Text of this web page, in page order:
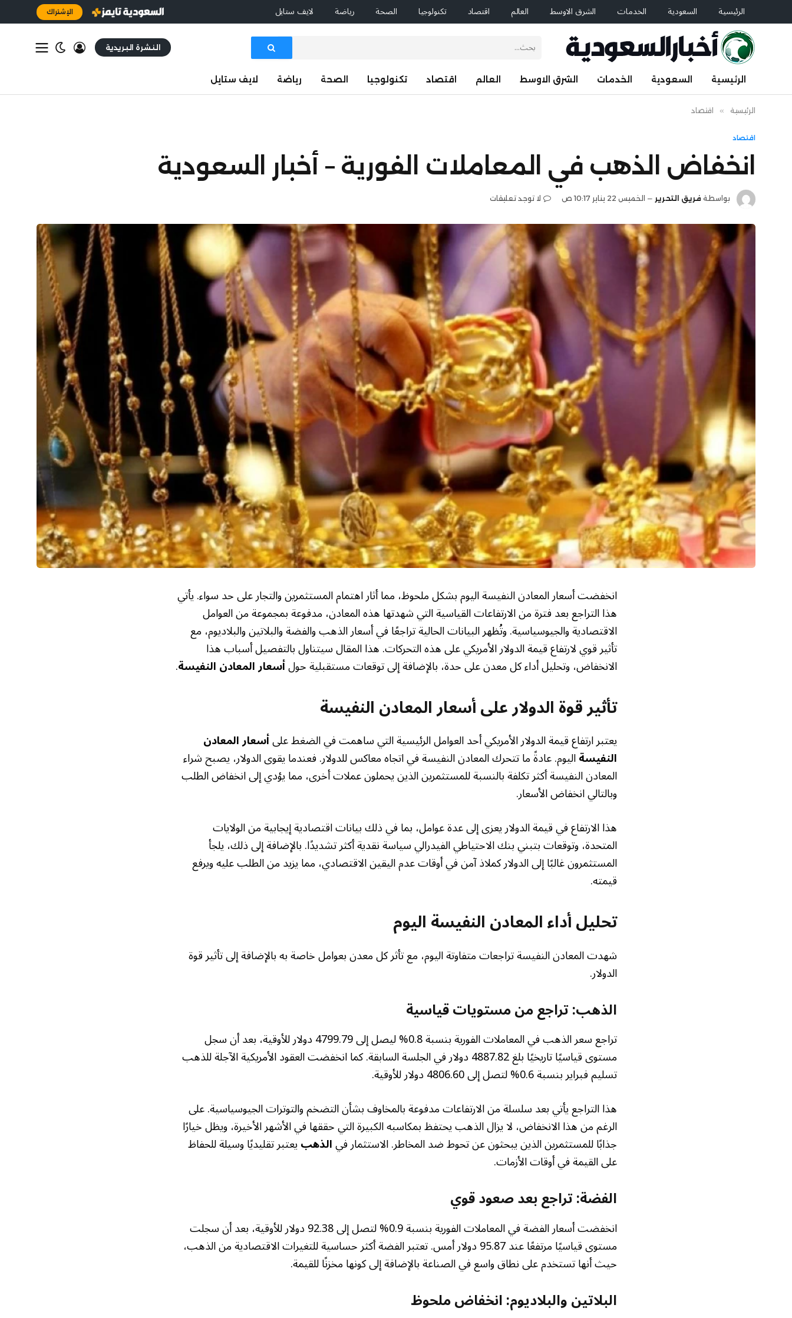
الرئيسية السعودية الخدمات الشرق الاوسط العالم اقتصاد تكنولوجيا الصحة رياضة لايف ستايل الإشتراك
النشرة البريدية
الرئيسية السعودية الخدمات الشرق الاوسط العالم اقتصاد تكنولوجيا الصحة رياضة لايف ستايل
الرئيسية » اقتصاد
اقتصاد
انخفاض الذهب في المعاملات الفورية – أخبار السعودية
بواسطة فريق التحرير الخميس 22 يناير 10:17 ص لا توجد تعليقات
انخفضت أسعار المعادن النفيسة اليوم بشكل ملحوظ، مما أثار اهتمام المستثمرين والتجار على حد سواء. يأتي
هذا التراجع بعد فترة من الارتفاعات القياسية التي شهدتها هذه المعادن، مدفوعة بمجموعة من العوامل
الاقتصادية والجيوسياسية. وتُظهر البيانات الحالية تراجعًا في أسعار الذهب والفضة والبلاتين والبلاديوم، مع
تأثير قوي لارتفاع قيمة الدولار الأمريكي على هذه التحركات. هذا المقال سيتناول بالتفصيل أسباب هذا
الانخفاض، وتحليل أداء كل معدن على حدة، بالإضافة إلى توقعات مستقبلية حولأسعار المعادن النفيسة.
تأثير قوة الدولار على أسعار المعادن النفيسة
يعتبر ارتفاع قيمة الدولار الأمريكي أحد العوامل الرئيسية التي ساهمت في الضغط علىأسعار المعادن
النفيسةاليوم. عادةً ما تتحرك المعادن النفيسة في اتجاه معاكس للدولار. فعندما يقوى الدولار، يصبح شراء
المعادن النفيسة أكثر تكلفة بالنسبة للمستثمرين الذين يحملون عملات أخرى، مما يؤدي إلى انخفاض الطلب
وبالتالي انخفاض الأسعار.
هذا الارتفاع في قيمة الدولار يعزى إلى عدة عوامل، بما في ذلك بيانات اقتصادية إيجابية من الولايات
المتحدة، وتوقعات بتبني بنك الاحتياطي الفيدرالي سياسة نقدية أكثر تشديدًا. بالإضافة إلى ذلك، يلجأ
المستثمرون غالبًا إلى الدولار كملاذ آمن في أوقات عدم اليقين الاقتصادي، مما يزيد من الطلب عليه ويرفع
قيمته.
تحليل أداء المعادن النفيسة اليوم
شهدت المعادن النفيسة تراجعات متفاوتة اليوم، مع تأثر كل معدن بعوامل خاصة به بالإضافة إلى تأثير قوة
الدولار.
الذهب: تراجع من مستويات قياسية
تراجع سعر الذهب في المعاملات الفورية بنسبة 0.8% ليصل إلى 4799.79 دولار للأوقية، بعد أن سجل
مستوى قياسيًا تاريخيًا بلغ 4887.82 دولار في الجلسة السابقة. كما انخفضت العقود الأمريكية الآجلة للذهب
تسليم فبراير بنسبة 0.6% لتصل إلى 4806.60 دولار للأوقية.
هذا التراجع يأتي بعد سلسلة من الارتفاعات مدفوعة بالمخاوف بشأن التضخم والتوترات الجيوسياسية. على
الرغم من هذا الانخفاض، لا يزال الذهب يحتفظ بمكاسبه الكبيرة التي حققها في الأشهر الأخيرة، ويظل خيارًا
جذابًا للمستثمرين الذين يبحثون عن تحوط ضد المخاطر. الاستثمار فيالذهبيعتبر تقليديًا وسيلة للحفاظ
على القيمة في أوقات الأزمات.
الفضة: تراجع بعد صعود قوي
انخفضت أسعار الفضة في المعاملات الفورية بنسبة 0.9% لتصل إلى 92.38 دولار للأوقية، بعد أن سجلت
مستوى قياسيًا مرتفعًا عند 95.87 دولار أمس. تعتبر الفضة أكثر حساسية للتغيرات الاقتصادية من الذهب،
حيث أنها تستخدم على نطاق واسع في الصناعة بالإضافة إلى كونها مخزنًا للقيمة.
البلاتين والبلاديوم: انخفاض ملحوظ